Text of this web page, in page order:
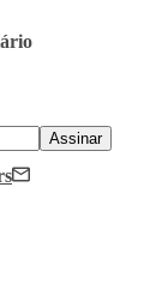
Assinar